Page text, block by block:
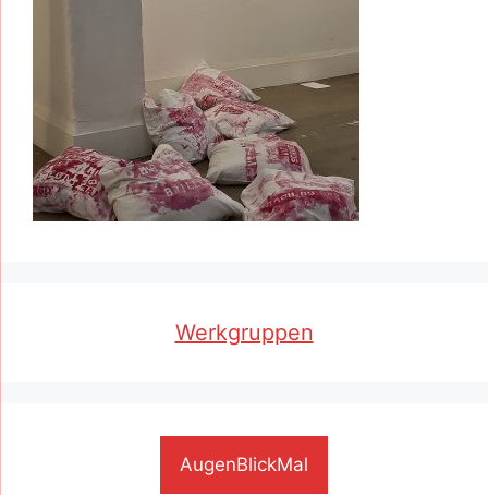
Werkgruppen
AugenBlickMal